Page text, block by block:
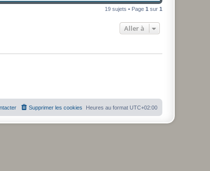
19 sujets • Page 1 sur 1
Aller à
Heures au format UTC+02:00
Supprimer les cookies